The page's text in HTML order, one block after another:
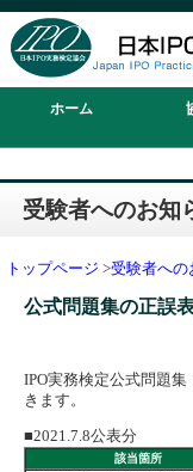
ホーム
受験者へのお知
トップページ >受験者への
公式問題集の正誤
IPO実務検定公式問題
きます。
■2021.7.8公表分
該当箇所